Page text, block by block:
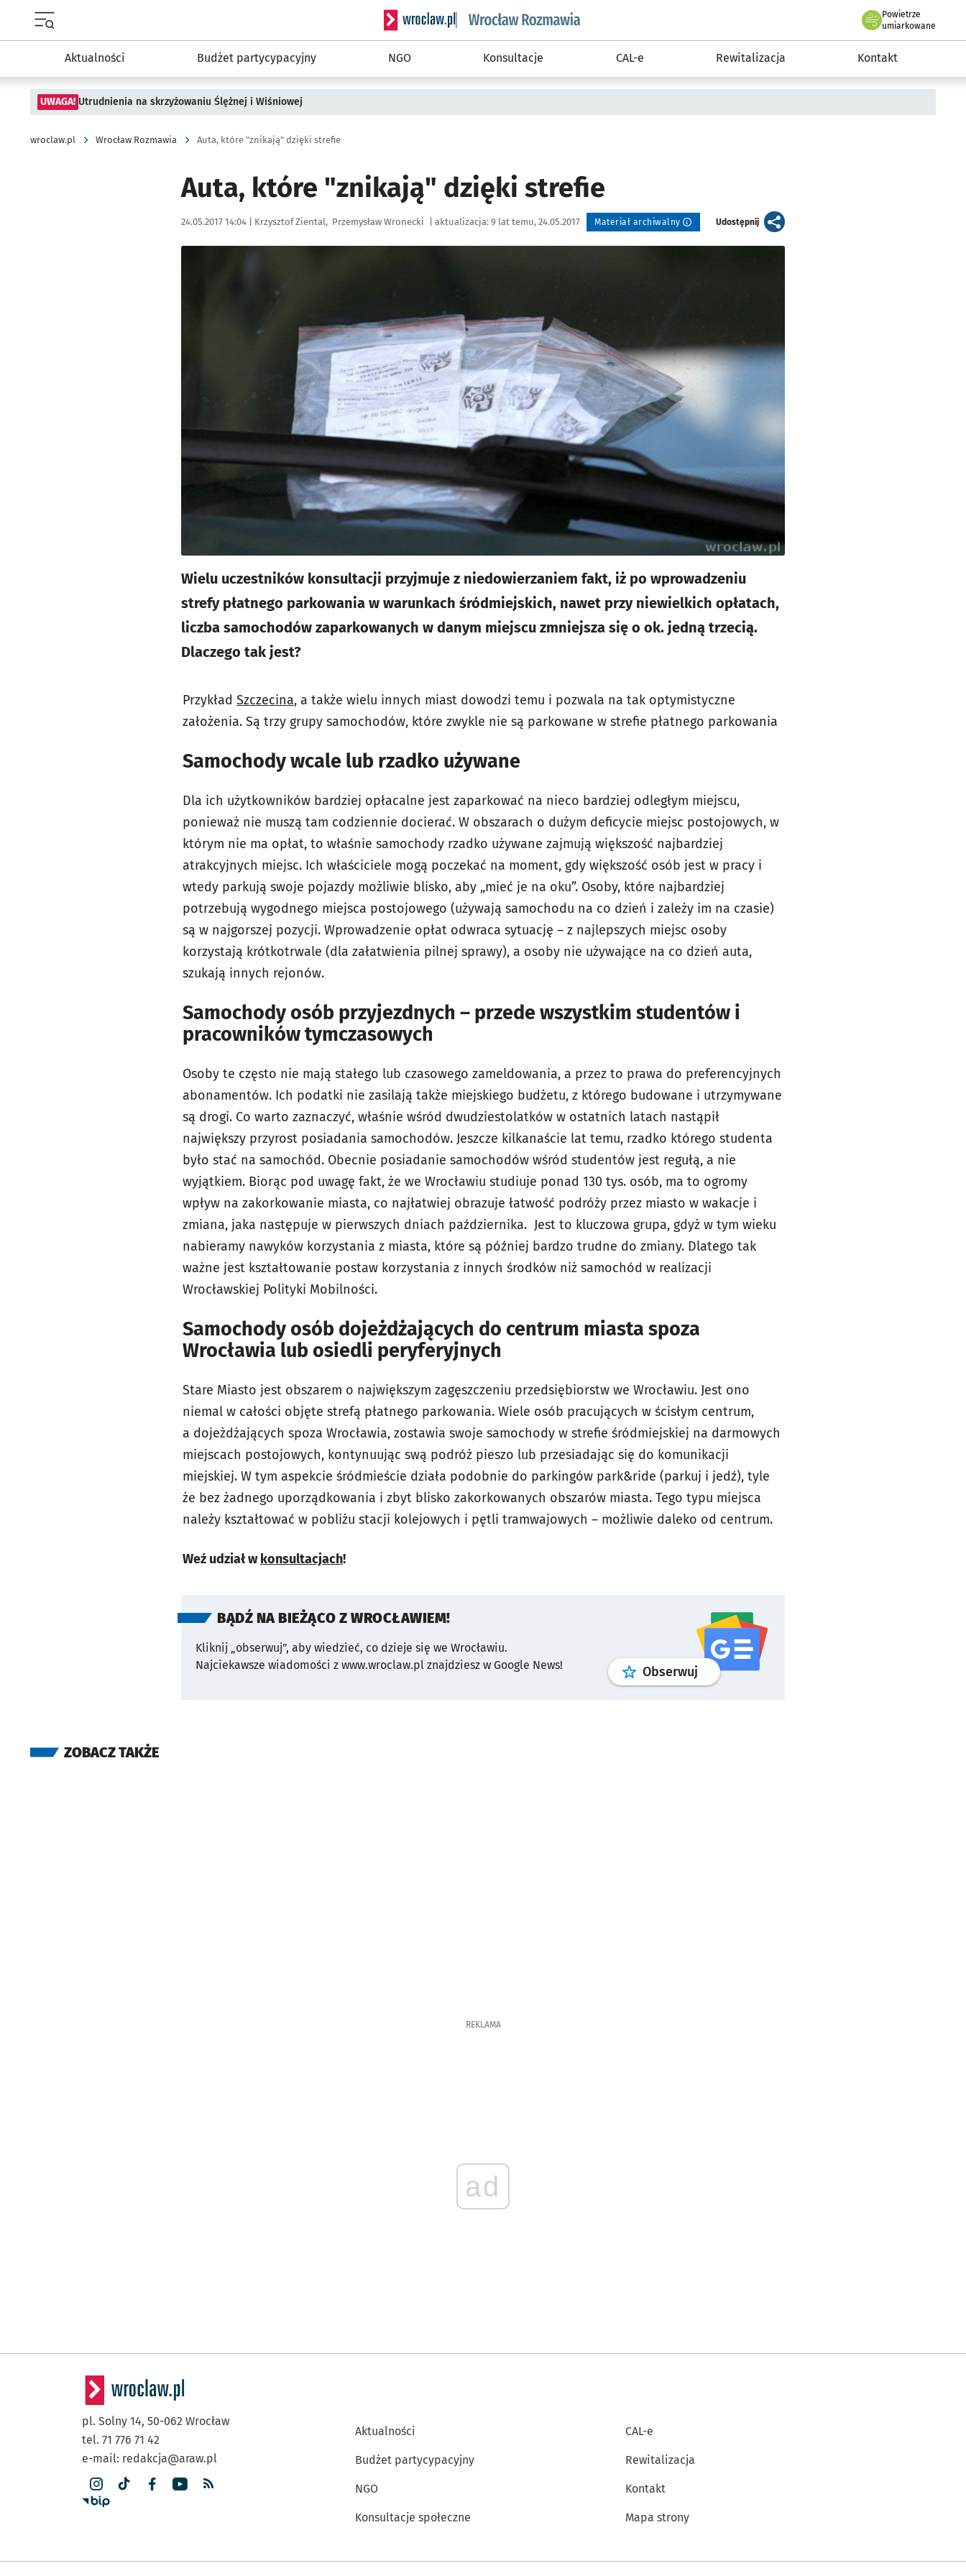
Serwis informacyjny wroclaw.pl podserwis: Rozmawia
Powietrze
we Wrocławiu
umiarkowane
Aktualności Budżet partycypacyjny NGO Konsultacje CAL-e Rewitalizacja Kontakt
UWAGA! Utrudnienia na skrzyżowaniu Ślężnej i Wiśniowej
wroclaw.pl Wrocław Rozmawia Auta, które "znikają" dzięki strefie
Auta, które "znikają" dzięki strefie
Data publikacji:
24.05.2017 14:04 | Autor:
Krzysztof Ziental Przemysław Wronecki aktualizacja: 9 lat temu, 24.05.2017 Materiał archiwalny Udostępnijartykuł
Wielu uczestników konsultacji przyjmuje z niedowierzaniem fakt, iż po wprowadzeniu
strefy płatnego parkowania w warunkach śródmiejskich, nawet przy niewielkich opłatach,
liczba samochodów zaparkowanych w danym miejscu zmniejsza się o ok. jedną trzecią.
Dlaczego tak jest?
Przykład Szczecina, a także wielu innych miast dowodzi temu i pozwala na tak optymistyczne
założenia. Są trzy grupy samochodów, które zwykle nie są parkowane w strefie płatnego parkowania
Samochody wcale lub rzadko używane
Dla ich użytkowników bardziej opłacalne jest zaparkować na nieco bardziej odległym miejscu,
ponieważ nie muszą tam codziennie docierać. W obszarach o dużym deficycie miejsc postojowych, w
którym nie ma opłat, to właśnie samochody rzadko używane zajmują większość najbardziej
atrakcyjnych miejsc. Ich właściciele mogą poczekać na moment, gdy większość osób jest w pracy i
wtedy parkują swoje pojazdy możliwie blisko, aby „mieć je na oku”. Osoby, które najbardziej
potrzebują wygodnego miejsca postojowego (używają samochodu na co dzień i zależy im na czasie)
są w najgorszej pozycji. Wprowadzenie opłat odwraca sytuację – z najlepszych miejsc osoby
korzystają krótkotrwale (dla załatwienia pilnej sprawy), a osoby nie używające na co dzień auta,
szukają innych rejonów.
Samochody osób przyjezdnych – przede wszystkim studentów i
pracowników tymczasowych
Osoby te często nie mają stałego lub czasowego zameldowania, a przez to prawa do preferencyjnych
abonamentów. Ich podatki nie zasilają także miejskiego budżetu, z którego budowane i utrzymywane
są drogi. Co warto zaznaczyć, właśnie wśród dwudziestolatków w ostatnich latach nastąpił
największy przyrost posiadania samochodów. Jeszcze kilkanaście lat temu, rzadko którego studenta
było stać na samochód. Obecnie posiadanie samochodów wśród studentów jest regułą, a nie
wyjątkiem. Biorąc pod uwagę fakt, że we Wrocławiu studiuje ponad 130 tys. osób, ma to ogromy
wpływ na zakorkowanie miasta, co najłatwiej obrazuje łatwość podróży przez miasto w wakacje i
zmiana, jaka następuje w pierwszych dniach października. Jest to kluczowa grupa, gdyż w tym wieku
nabieramy nawyków korzystania z miasta, które są później bardzo trudne do zmiany. Dlatego tak
ważne jest kształtowanie postaw korzystania z innych środków niż samochód w realizacji
Wrocławskiej Polityki Mobilności.
Samochody osób dojeżdżających do centrum miasta spoza
Wrocławia lub osiedli peryferyjnych
Stare Miasto jest obszarem o największym zagęszczeniu przedsiębiorstw we Wrocławiu. Jest ono
niemal w całości objęte strefą płatnego parkowania. Wiele osób pracujących w ścisłym centrum,
a dojeżdżających spoza Wrocławia, zostawia swoje samochody w strefie śródmiejskiej na darmowych
miejscach postojowych, kontynuując swą podróż pieszo lub przesiadając się do komunikacji
miejskiej. W tym aspekcie śródmieście działa podobnie do parkingów park&ride (parkuj i jedź), tyle
że bez żadnego uporządkowania i zbyt blisko zakorkowanych obszarów miasta. Tego typu miejsca
należy kształtować w pobliżu stacji kolejowych i pętli tramwajowych – możliwie daleko od centrum.
Weź udział w konsultacjach!
BĄDŹ NA BIEŻĄCO Z WROCŁAWIEM!
Kliknij „obserwuj”, aby wiedzieć, co dzieje się we Wrocławiu.
Najciekawsze wiadomości z www.wroclaw.pl znajdziesz w Google News!
Obserwuj profilgoogle news
ZOBACZ TAKŻE
REKLAMA
ad
pl. Solny 14, 50-062 Wrocław
tel. 71 776 71 42
e-mail: redakcja@araw.pl
Aktualności
Budżet partycypacyjny
NGO
Konsultacje społeczne
CAL-e
Rewitalizacja
Kontakt
Mapa strony